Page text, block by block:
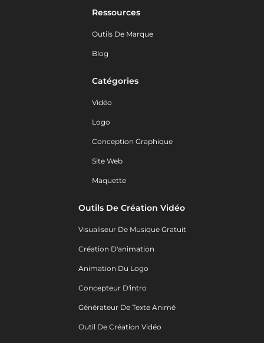
Ressources
Outils De Marque
Blog
Catégories
Vidéo
Logo
Conception Graphique
Site Web
Maquette
Outils De Création Vidéo
Visualiseur De Musique Gratuit
Création D'animation
Animation Du Logo
Concepteur D'intro
Générateur De Texte Animé
Outil De Création Vidéo